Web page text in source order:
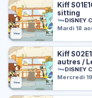
Kiff
sitting
DISNEY
Mardi 18
Kiff
autres /
DISNEY
Mercredi